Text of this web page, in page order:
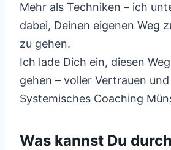
Mehr als Techniken – ich
dabei, Deinen eigenen Weg
zu gehen.
Ich lade Dich ein, diesen
gehen – voller Vertrauen
Systemisches Coaching
Was kannst Du